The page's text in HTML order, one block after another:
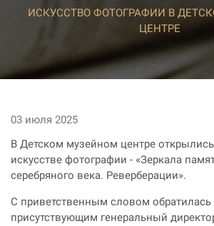
ИСКУССТВО ФОТОГРАФИИ В
ЦЕНТРЕ
03 июля 2025
В Детском музейном центре
искусстве фотографии - «Зеркала
серебряного века. Реверберации».
С приветственным словом обратилась
присутствующим генеральный